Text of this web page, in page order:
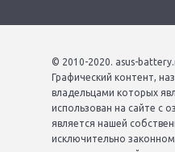
© 2010-2020. asus-
Графический контент,
владельцами которых
использован на сайте с
является нашей
исключительно